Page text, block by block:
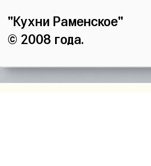
"Кухни Раменское"
© 2008 года.